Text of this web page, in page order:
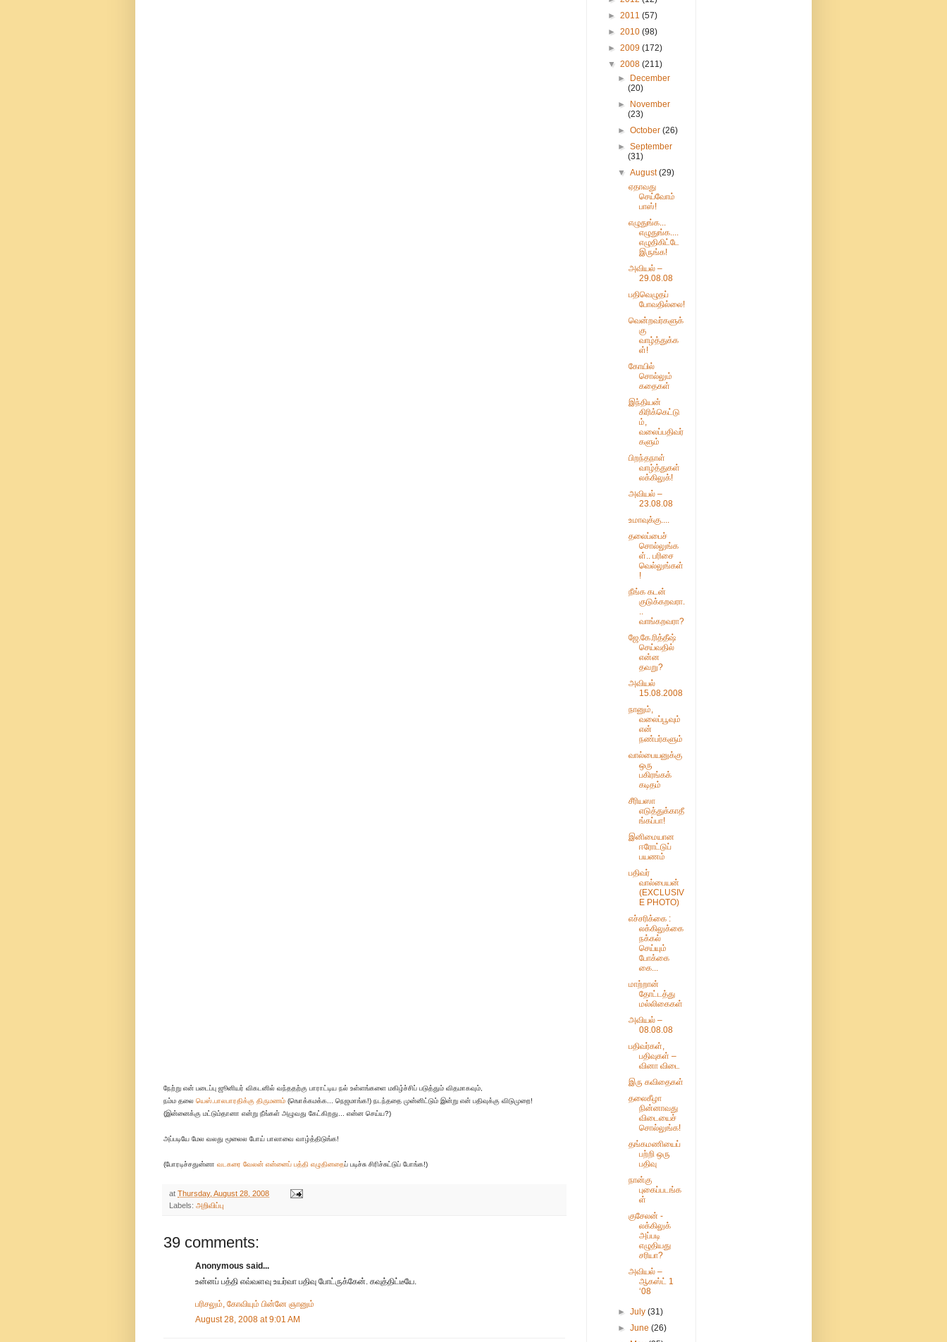
நேற்று என் படைப்பு ஜூனியர் விகடனில் வந்ததற்கு பாராட்டிய நல் உள்ளங்களை மகிழ்ச்சிப் படுத்தும் விதமாகவும்,
நம்ம தலை யெஸ்.பாலபாரதிக்கு திருமணம் (ஙொக்கமக்க... நெஜமாங்க!) நடந்ததை முன்னிட்டும் இன்று என் பதிவுக்கு விடுமுறை!
(இன்னைக்கு மட்டும்தானா என்று நீங்கள் அழுவது கேட்கிறது... என்ன செய்ய?)
அப்படியே மேல வலது மூலைல போய் பாலாவை வாழ்த்திடுங்க!
(போரடிச்சதுன்னா வடகரை வேலன் என்னைப் பத்தி எழுதினதைப் படிச்சு சிரிச்சுட்டுப் போங்க!)
at Thursday, August 28, 2008
Labels: அறிவிப்பு
39 comments:
Anonymous said...
உன்னப் பத்தி எவ்வளவு உயர்வா பதிவு போட்ருக்கேன். கவுத்திட்டீயே.
பரிசலும், கோவியும் பின்னே ஞானும்
August 28, 2008 at 9:01 AM
► 2011 (57)
► 2010 (98)
► 2009 (172)
▼ 2008 (211)
►
December
(20)
►
November
(23)
►October(26)
►September
(31)
▼August(29)
ஏதாவது
செய்வோம்
பாஸ்!
எழுதுங்க...
எழுதுங்க....
எழுதிகிட்டே
இருங்க!
அவியல் –
29.08.08
பதிவெழுதப்
போவதில்லை!
வென்றவர்களுக்
கு
வாழ்த்துக்க
ள்!
கோயில்
சொல்லும்
கதைகள்
இந்தியன்
கிரிக்கெட்டு
ம்,
வலைப்பதிவர்
களும்
பிறந்தநாள்
வாழ்த்துகள்
லக்கிலுக்!
அவியல் –
23.08.08
உமாவுக்கு....
தலைப்பைச்
சொல்லுங்க
ள்.. பரிசை
வெல்லுங்கள்
!
நீங்க கடன்
குடுக்கறவரா.
..
வாங்கறவரா?
ஜே.கே.ரித்தீஷ்
செய்வதில்
என்ன
தவறு?
அவியல்
15.08.2008
நானும்,
வலைப்பூவும்
என்
நண்பர்களும்
வால்பையனுக்கு
ஒரு
பகிரங்கக்
கடிதம்
சீரியஸா
எடுத்துக்காதீ
ங்கப்பா!
இனிமையான
ஈரோட்டுப்
பயணம்
பதிவர்
வால்பையன்
(EXCLUSIV
E PHOTO)
எச்சரிக்கை :
லக்கிலுக்கை
நக்கல்
செய்யும்
போக்கை
கை...
மாற்றான்
தோட்டத்து
மல்லிகைகள்
அவியல் –
08.08.08
பதிவர்கள்,
பதிவுகள் –
வினா விடை
இரு கவிதைகள்
தலைகீழா
நின்னாவது
விடையைச்
சொல்லுங்க!
தங்கமணியைப்
பற்றி ஒரு
பதிவு
நான்கு
புகைப்படங்க
ள்
குசேலன் -
லக்கிலுக்
அப்படி
எழுதியது
சரியா?
அவியல் –
ஆகஸ்ட் 1
‘08
►July(31)
►June(26)